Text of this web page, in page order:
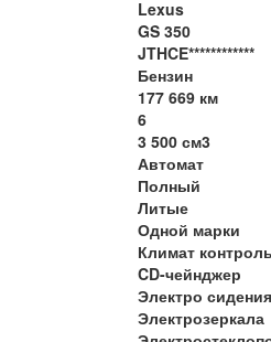
Lexus
GS 350
JTHCE************
Бензин
177 669 км
6
3 500 см3
Автомат
Полный
Литые
Одной марки
Климат контроль
CD-чейнджер
Электро сидения
Электрозеркала